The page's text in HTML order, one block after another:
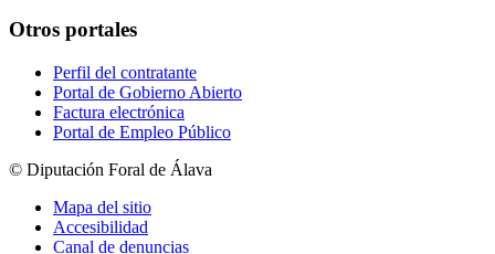
Otros portales
Perfil del contratante
Portal de Gobierno Abierto
Factura electrónica
Portal de Empleo Público
© Diputación Foral de Álava
Mapa del sitio
Accesibilidad
Canal de denuncias